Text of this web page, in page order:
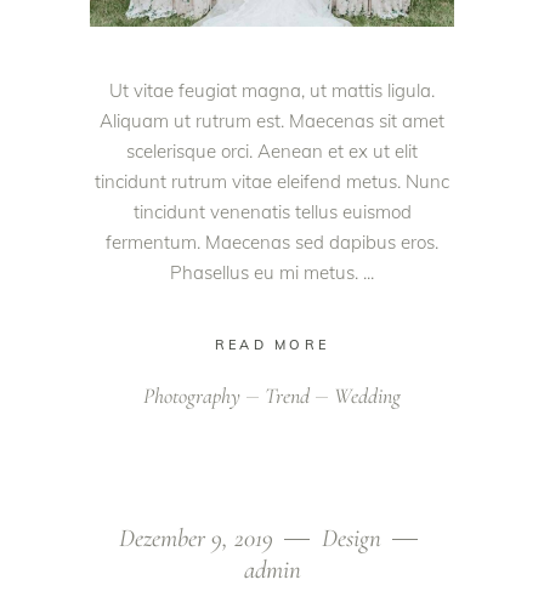
Ut vitae feugiat magna, ut mattis ligula.
Aliquam ut rutrum est. Maecenas sit amet
scelerisque orci. Aenean et ex ut elit
tincidunt rutrum vitae eleifend metus. Nunc
tincidunt venenatis tellus euismod
fermentum. Maecenas sed dapibus eros.
Phasellus eu mi metus.
READ MORE
Photography Trend Wedding
Dezember 9, 2019
Design
admin